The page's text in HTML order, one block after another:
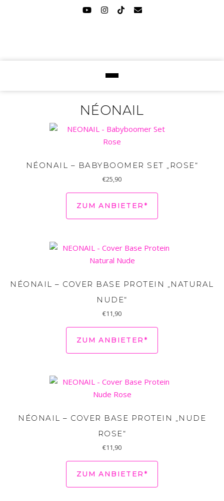
NÉONAIL
NÉONAIL – BABYBOOMER SET „ROSE“
€25,90
ZUM ANBIETER*
NÉONAIL – COVER BASE PROTEIN „NATURAL
NUDE“
€11,90
ZUM ANBIETER*
NÉONAIL – COVER BASE PROTEIN „NUDE
ROSE“
€11,90
ZUM ANBIETER*